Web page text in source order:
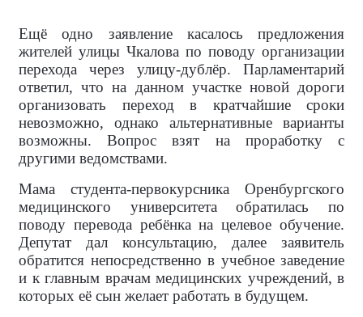
Ещё одно заявление касалось предложения
жителей улицы Чкалова по поводу организации
перехода через улицу-дублёр. Парламентарий
ответил, что на данном участке новой дороги
организовать переход в кратчайшие сроки
невозможно, однако альтернативные варианты
возможны. Вопрос взят на проработку с
другими ведомствами.
Мама студента-первокурсника Оренбургского
медицинского университета обратилась по
поводу перевода ребёнка на целевое обучение.
Депутат дал консультацию, далее заявитель
обратится непосредственно в учебное заведение
и к главным врачам медицинских учреждений, в
которых её сын желает работать в будущем.